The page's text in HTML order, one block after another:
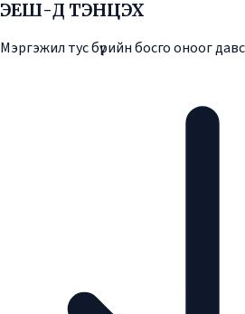
ЭЕШ-Д ТЭНЦЭХ
Мэргэжил тус бүрийн босго оноог